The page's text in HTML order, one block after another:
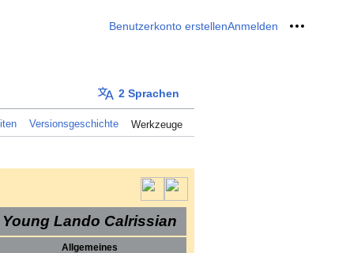
Benutzerkonto erstellenAnmelden Meine
2 Sprachen
Versionsgeschichte Werkzeuge
Young Lando Calrissian
Allgemeines